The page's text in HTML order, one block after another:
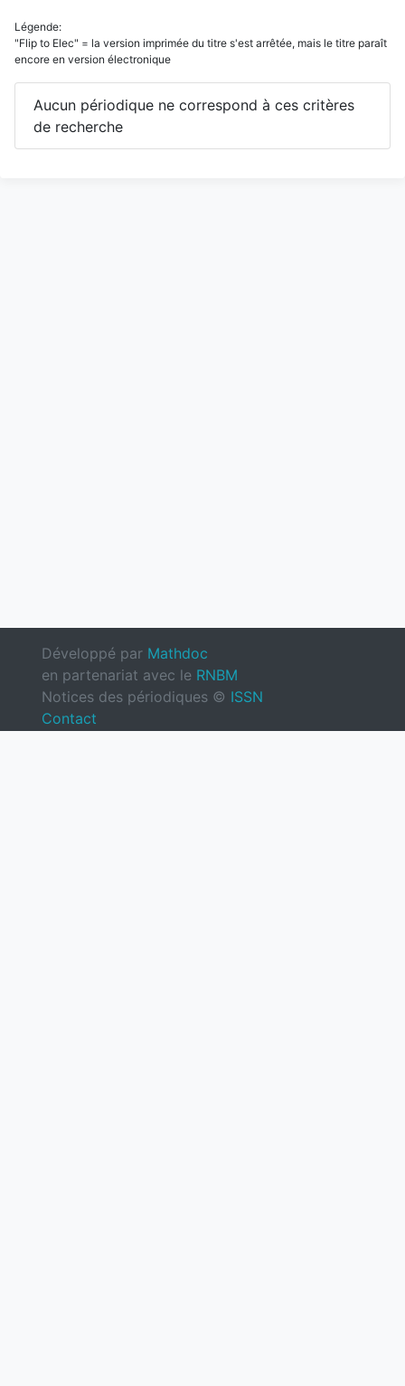
Légende:
"Flip to Elec" = la version imprimée du titre s'est arrêtée, mais le titre paraît
encore en version électronique
Aucun périodique ne correspond à ces critères
de recherche
Développé par Mathdoc
en partenariat avec le RNBM
Notices des périodiques © ISSN
Contact